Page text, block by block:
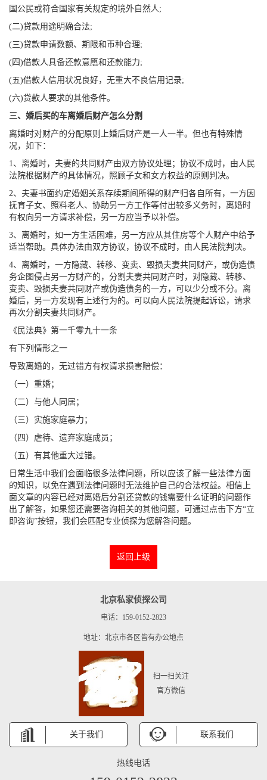
国公民或符合国家有关规定的境外自然人;
(二)贷款用途明确合法;
(三)贷款申请数额、期限和币种合理;
(四)借款人具备还款意愿和还款能力;
(五)借款人信用状况良好，无重大不良信用记录;
(六)贷款人要求的其他条件。
三、婚后买的车离婚后财产怎么分割
离婚时对财产的分配原则上婚后财产是一人一半。但也有特殊情
况，如下：
1、离婚时，夫妻的共同财产由双方协议处理；协议不成时，由人民
法院根据财产的具体情况，照顾子女和女方权益的原则判决。
2、夫妻书面约定婚姻关系存续期间所得的财产归各自所有，一方因
抚育子女、照料老人、协助另一方工作等付出较多义务时，离婚时
有权向另一方请求补偿，另一方应当予以补偿。
3、离婚时，如一方生活困难，另一方应从其住房等个人财产中给予
适当帮助。具体办法由双方协议，协议不成时，由人民法院判决。
4、离婚时，一方隐藏、转移、变卖、毁损夫妻共同财产，或伪造债
务企图侵占另一方财产的，分割夫妻共同财产时，对隐藏、转移、
变卖、毁损夫妻共同财产或伪造债务的一方，可以少分或不分。离
婚后，另一方发现有上述行为的。可以向人民法院提起诉讼，请求
再次分割夫妻共同财产。
《民法典》第一千零九十一条
有下列情形之一
导致离婚的，无过错方有权请求损害赔偿：
（一）重婚；
（二）与他人同居；
（三）实施家庭暴力；
（四）虐待、遗弃家庭成员；
（五）有其他重大过错。
日常生活中我们会面临很多法律问题，所以应该了解一些法律方面
的知识，以免在遇到法律问题时无法维护自己的合法权益。相信上
面文章的内容已经对离婚后分割还贷款的钱需要什么证明的问题作
出了解答，如果您还需要咨询相关的其他问题，可通过点击下方“立
即咨询”按钮，我们会匹配专业侦探为您解答问题。
返回上级
北京私家侦探公司
电话：159-0152-2823
地址：北京市各区皆有办公地点
扫一扫关注
官方微信
关于我们 联系我们
热线电话